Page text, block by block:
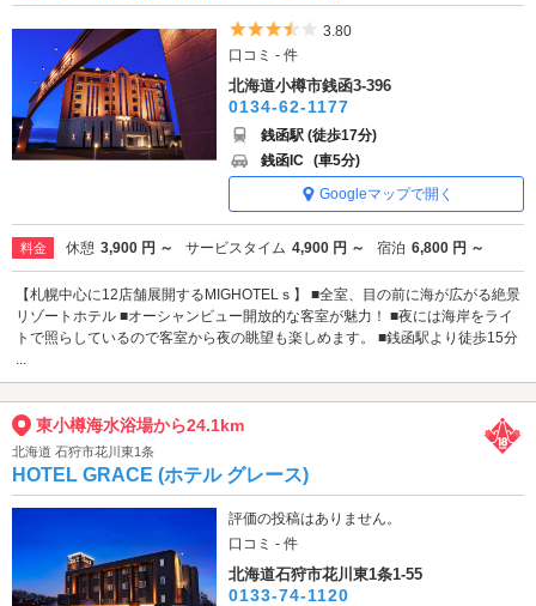
5つ星のうち3.5
3.80
口コミ - 件
北海道小樽市銭函3-396
0134-62-1177
銭函駅 (徒歩17分)
銭函IC (車5分)
Googleマップで開く
料金 休憩 3,900 円 ～ サービスタイム 4,900 円 ～ 宿泊 6,800 円 ～
【札幌中心に12店舗展開するMIGHOTELｓ】 ■全室、目の前に海が広がる絶景
リゾートホテル ■オーシャンビュー開放的な客室が魅力！ ■夜には海岸をライ
トで照らしているので客室から夜の眺望も楽しめます。 ■銭函駅より徒歩15分
東小樽海水浴場から24.1km
北海道 石狩市花川東1条
HOTEL GRACE (ホテル グレース)
評価の投稿はありません。
口コミ - 件
北海道石狩市花川東1条1-55
0133-74-1120